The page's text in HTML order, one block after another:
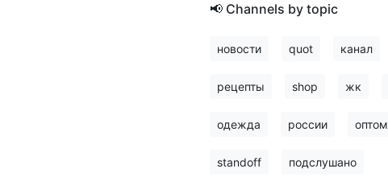
📢 Channels by topic
новости quot канал
рецепты shop жк
одежда россии оптом
standoff подслушано